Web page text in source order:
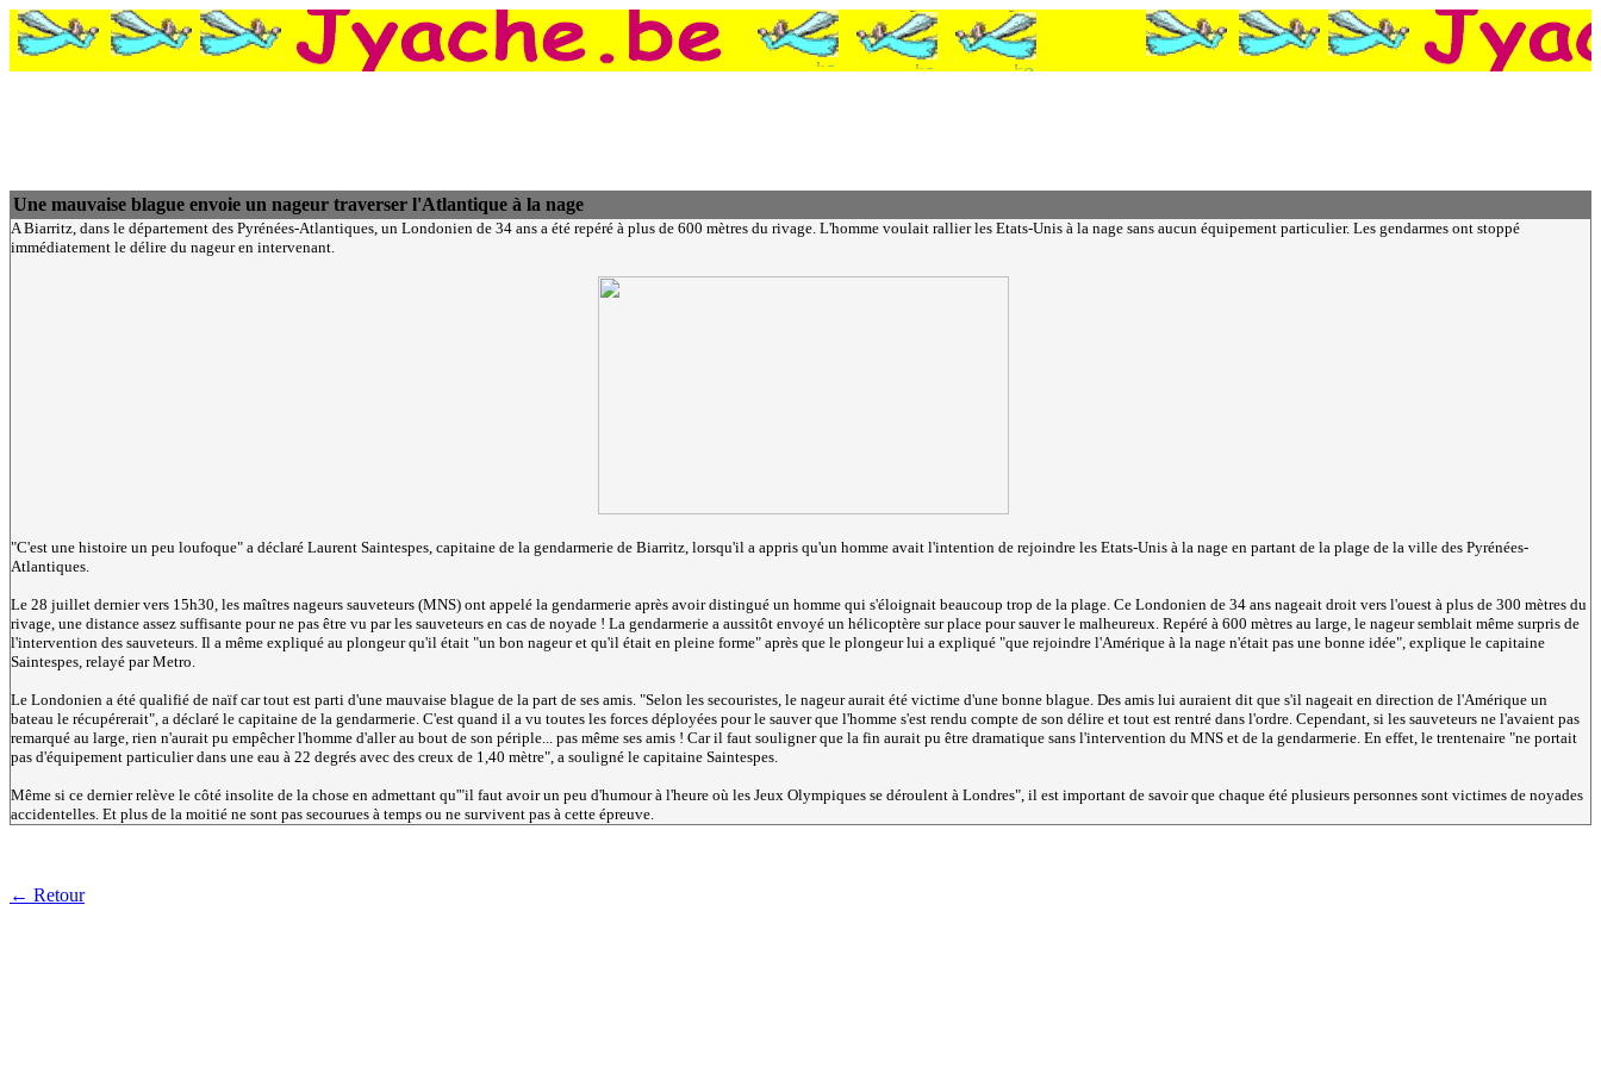
Une mauvaise blague envoie un nageur traverser l'Atlantique à la nage
A Biarritz, dans le département des Pyrénées-Atlantiques, un Londonien de 34 ans a été repéré à plus de 600 mètres du rivage. L'homme voulait rallier les Etats-Unis à la nage sans aucun équipement particulier. Les gendarmes ont stoppé
immédiatement le délire du nageur en intervenant.
"C'est une histoire un peu loufoque" a déclaré Laurent Saintespes, capitaine de la gendarmerie de Biarritz, lorsqu'il a appris qu'un homme avait l'intention de rejoindre les Etats-Unis à la nage en partant de la plage de la ville des Pyrénées-
Atlantiques.
Le 28 juillet dernier vers 15h30, les maîtres nageurs sauveteurs (MNS) ont appelé la gendarmerie après avoir distingué un homme qui s'éloignait beaucoup trop de la plage. Ce Londonien de 34 ans nageait droit vers l'ouest à plus de 300 mètres du
rivage, une distance assez suffisante pour ne pas être vu par les sauveteurs en cas de noyade ! La gendarmerie a aussitôt envoyé un hélicoptère sur place pour sauver le malheureux. Repéré à 600 mètres au large, le nageur semblait même surpris de
l'intervention des sauveteurs. Il a même expliqué au plongeur qu'il était "un bon nageur et qu'il était en pleine forme" après que le plongeur lui a expliqué "que rejoindre l'Amérique à la nage n'était pas une bonne idée", explique le capitaine
Saintespes, relayé parMetro.
Le Londonien a été qualifié de naïf car tout est parti d'une mauvaise blague de la part de ses amis. "Selon les secouristes, le nageur aurait été victime d'une bonne blague. Des amis lui auraient dit que s'il nageait en direction de l'Amérique un
bateau le récupérerait", a déclaré le capitaine de la gendarmerie. C'est quand il a vu toutes les forces déployées pour le sauver que l'homme s'est rendu compte de son délire et tout est rentré dans l'ordre. Cependant, si les sauveteurs ne l'avaient pas
remarqué au large, rien n'aurait pu empêcher l'homme d'aller au bout de son périple... pas même ses amis ! Car il faut souligner que la fin aurait pu être dramatique sans l'intervention du MNS et de la gendarmerie. En effet, le trentenaire "ne portait
pas d'équipement particulier dans une eau à 22 degrés avec des creux de 1,40 mètre", a souligné le capitaine Saintespes.
Même si ce dernier relève le côté insolite de la chose en admettant qu'"il faut avoir un peu d'humour à l'heure où les Jeux Olympiques se déroulent à Londres", il est important de savoir que chaque été plusieurs personnes sont victimes de noyades
accidentelles. Et plus de la moitié ne sont pas secourues à temps ou ne survivent pas à cette épreuve.
← Retour